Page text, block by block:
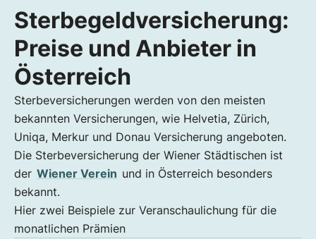
Sterbegeldversicherung:
Preise und Anbieter in
Österreich
Sterbeversicherungen werden von den meisten
bekannten Versicherungen, wie Helvetia, Zürich,
Uniqa, Merkur und Donau Versicherung angeboten.
Die Sterbeversicherung der Wiener Städtischen ist
der Wiener Verein und in Österreich besonders
bekannt.
Hier zwei Beispiele zur Veranschaulichung für die
monatlichen Prämien